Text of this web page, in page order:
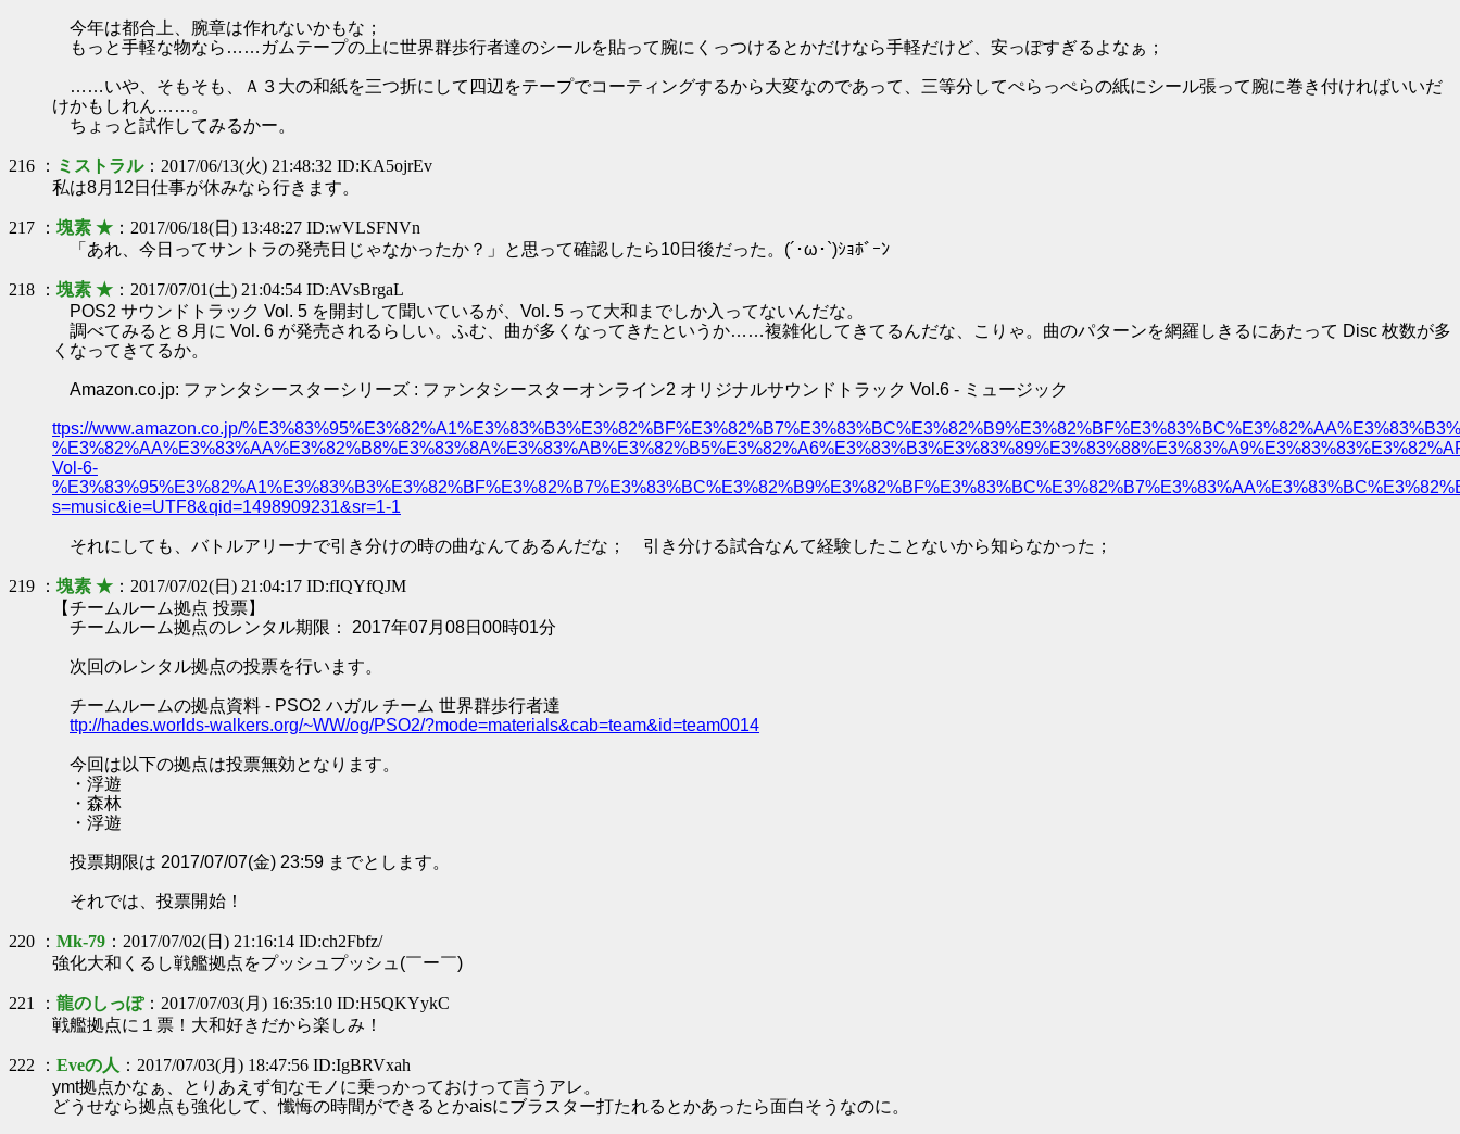
今年は都合上、腕章は作れないかもな；
もっと手軽な物なら……ガムテープの上に世界群歩行者達のシールを貼って腕にくっつけるとかだけなら手軽だけど、安っぽすぎるよなぁ；
……いや、そもそも、Ａ３大の和紙を三つ折にして四辺をテープでコーティングするから大変なのであって、三等分してぺらっぺらの紙にシール張って腕に巻き付ければいいだ
けかもしれん……。
ちょっと試作してみるかー。
216 ： ミストラル：2017/06/13(火) 21:48:32 ID:KA5ojrEv
私は8月12日仕事が休みなら行きます。
217 ： 塊素 ★ ：2017/06/18(日) 13:48:27 ID:wVLSFNVn
「あれ、今日ってサントラの発売日じゃなかったか？」と思って確認したら10日後だった。(´･ω･`)ｼｮﾎﾞｰﾝ
218 ： 塊素 ★ ：2017/07/01(土) 21:04:54 ID:AVsBrgaL
POS2 サウンドトラック Vol. 5 を開封して聞いているが、Vol. 5 って大和までしか入ってないんだな。
調べてみると８月に Vol. 6 が発売されるらしい。ふむ、曲が多くなってきたというか……複雑化してきてるんだな、こりゃ。曲のパターンを網羅しきるにあたって Disc 枚数が多
くなってきてるか。
Amazon.co.jp: ファンタシースターシリーズ : ファンタシースターオンライン2 オリジナルサウンドトラック Vol.6 - ミュージック
ttps://www.amazon.co.jp/
Vol-6-
s=music&ie=UTF8&qid=1498909231&sr=1-1
それにしても、バトルアリーナで引き分けの時の曲なんてあるんだな； 引き分ける試合なんて経験したことないから知らなかった；
219 ： 塊素 ★ ：2017/07/02(日) 21:04:17 ID:fIQYfQJM
【チームルーム拠点 投票】
チームルーム拠点のレンタル期限： 2017年07月08日00時01分
次回のレンタル拠点の投票を行います。
チームルームの拠点資料 - PSO2 ハガル チーム 世界群歩行者達
ttp://hades.worlds-walkers.org/~WW/og/PSO2/?mode=materials&cab=team&id=team0014
今回は以下の拠点は投票無効となります。
・浮遊
・森林
・浮遊
投票期限は 2017/07/07(金) 23:59 までとします。
それでは、投票開始！
220 ： Mk-79 ：2017/07/02(日) 21:16:14 ID:ch2Fbfz/
強化大和くるし戦艦拠点をプッシュプッシュ(￣ー￣)
221 ： 龍のしっぽ：2017/07/03(月) 16:35:10 ID:H5QKYykC
戦艦拠点に１票！大和好きだから楽しみ！
222 ： Eveの人 ：2017/07/03(月) 18:47:56 ID:IgBRVxah
ymt拠点かなぁ、とりあえず旬なモノに乗っかっておけって言うアレ。
どうせなら拠点も強化して、懺悔の時間ができるとかaisにブラスター打たれるとかあったら面白そうなのに。